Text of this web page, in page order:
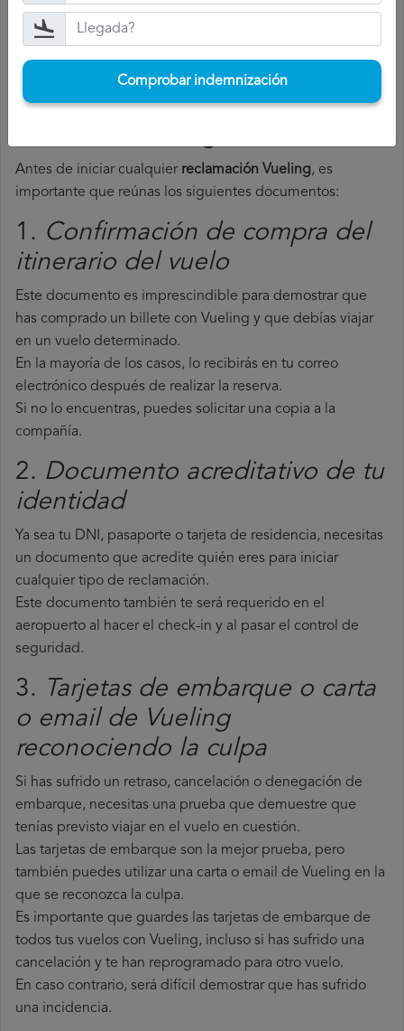
Comprobar indemnización
Documentos necesarios para
Antes de iniciar cualquier reclamación Vueling, es
importante que reúnas los siguientes documentos:
1. Confirmación de compra del
itinerario del vuelo
Este documento es imprescindible para demostrar que
has comprado un billete con Vueling y que debías viajar
en un vuelo determinado.
En la mayoría de los casos, lo recibirás en tu correo
electrónico después de realizar la reserva.
Si no lo encuentras, puedes solicitar una copia a la
compañía.
2. Documento acreditativo de tu
identidad
Ya sea tu DNI, pasaporte o tarjeta de residencia, necesitas
un documento que acredite quién eres para iniciar
cualquier tipo de reclamación.
Este documento también te será requerido en el
aeropuerto al hacer el check-in y al pasar el control de
seguridad.
3.
Tarjetas de embarque o carta
o email de Vueling
reconociendo la culpa
Si has sufrido un retraso, cancelación o denegación de
embarque, necesitas una prueba que demuestre que
tenías previsto viajar en el vuelo en cuestión.
Las tarjetas de embarque son la mejor prueba, pero
también puedes utilizar una carta o email de Vueling en la
que se reconozca la culpa.
Es importante que guardes las tarjetas de embarque de
todos tus vuelos con Vueling, incluso si has sufrido una
cancelación y te han reprogramado para otro vuelo.
En caso contrario, será difícil demostrar que has sufrido
una incidencia.
Comprobar indemnización